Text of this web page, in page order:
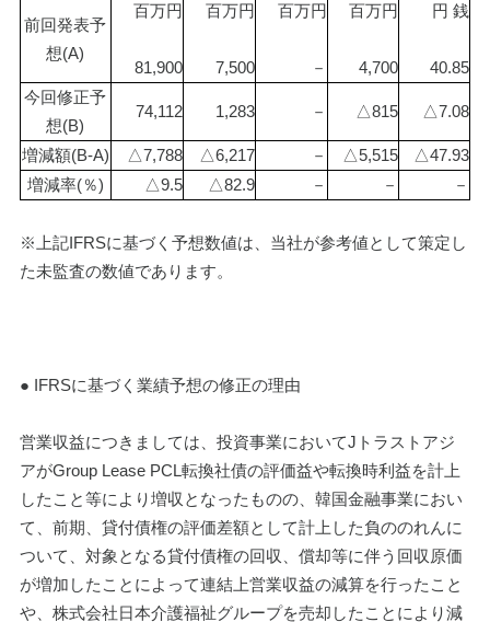
前回発表予
想(A)
百万円
81,900
百万円
7,500
百万円
－
百万円
4,700
円 銭
40.85
今回修正予
想(B)
74,112 1,283 － △815 △7.08
増減額(B-A) △7,788 △6,217 － △5,515
△47.93
増減率(％)
△9.5 △82.9 － － －
※上記IFRSに基づく予想数値は、当社が参考値として策定し
た未監査の数値であります。
● IFRSに基づく業績予想の修正の理由
営業収益につきましては、投資事業においてJトラストアジ
アがGroup Lease PCL転換社債の評価益や転換時利益を計上
したこと等により増収となったものの、韓国金融事業におい
て、前期、貸付債権の評価差額として計上した負ののれんに
ついて、対象となる貸付債権の回収、償却等に伴う回収原価
が増加したことによって連結上営業収益の減算を行ったこと
や、株式会社日本介護福祉グループを売却したことにより減